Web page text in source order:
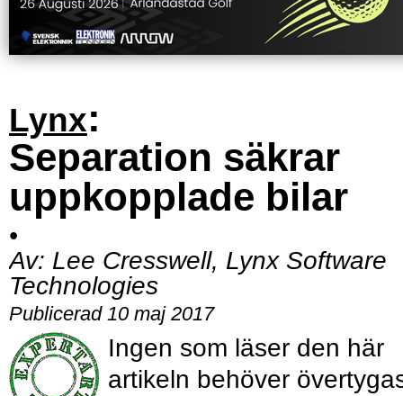
Lynx:
Separation säkrar
uppkopplade bilar
•
Av: Lee Cresswell, Lynx Software
Technologies
Publicerad 10 maj 2017
Ingen som läser den här
artikeln behöver